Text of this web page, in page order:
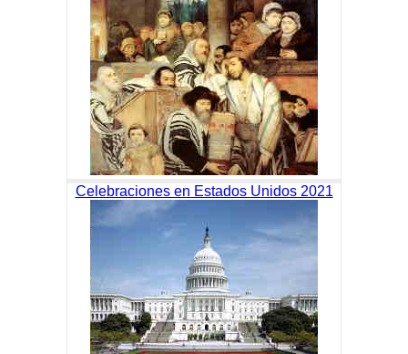
Celebraciones en Estados Unidos 2021